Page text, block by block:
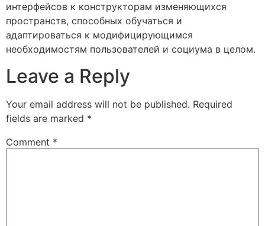
интерфейсов к конструкторам изменяющихся
пространств, способных обучаться и
адаптироваться к модифицирующимся
необходимостям пользователей и социума в целом.
Leave a Reply
Your email address will not be published. Required
fields are marked *
Comment *